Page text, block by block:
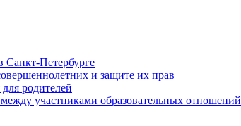
Петербурге
и защите их прав
родителей
участниками образовательных отношений